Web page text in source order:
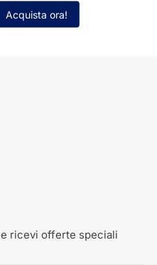
ricevi offerte speciali
Acquista ora!